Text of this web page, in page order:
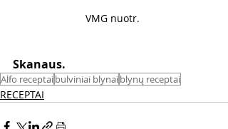
VMG nuotr.
Skanaus.
Alfo receptaibulviniai blynaiblynų receptai
RECEPTAI